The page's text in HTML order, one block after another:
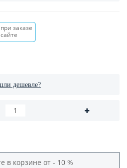
заказе
дешевле?
в корзине от - 10 %